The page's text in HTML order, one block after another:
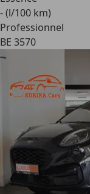
- (l/100 km)
Professionnel
BE 3570